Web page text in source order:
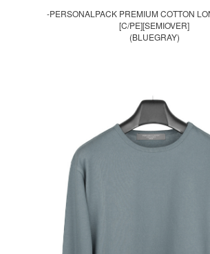
-PERSONALPACK PREMIUM COTTON
[C/PE][SEMIOVER]
(BLUEGRAY)